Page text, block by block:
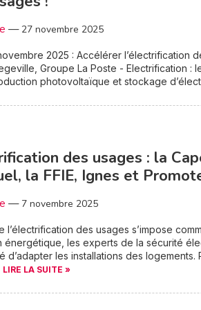
— 27 novembre 2025
2025 : Accélérer l’électrification
Groupe La Poste - Electrification :
photovoltaïque et stockage
des usages : la
la FFIE, Ignes et
— 7 novembre 2025
l’électrification des usages s’impose
énergétique, les experts de la sécurité
d’adapter les installations des
LIRE LA SUITE »